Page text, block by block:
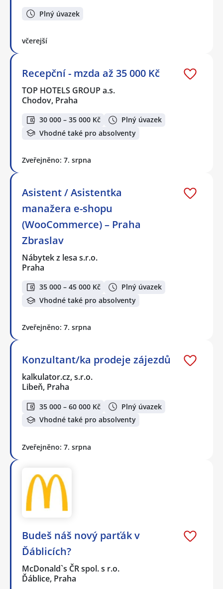
Plný úvazek
včerejší
Recepční - mzda až 35 000 Kč
TOP HOTELS GROUP a.s.
Chodov, Praha
30 000 – 35 000 Kč
Plný úvazek
Vhodné také pro absolventy
Zveřejněno: 7. srpna
Asistent / Asistentka
manažera e-shopu
(WooCommerce) – Praha
Zbraslav
Nábytek z lesa s.r.o.
Praha
35 000 – 45 000 Kč
Plný úvazek
Vhodné také pro absolventy
Zveřejněno: 7. srpna
Konzultant/ka prodeje zájezdů
kalkulator.cz, s.r.o.
Libeň, Praha
35 000 – 60 000 Kč
Plný úvazek
Vhodné také pro absolventy
Zveřejněno: 7. srpna
Budeš náš nový parťák v
Ďáblicích?
McDonald`s ČR spol. s r.o.
Ďáblice, Praha